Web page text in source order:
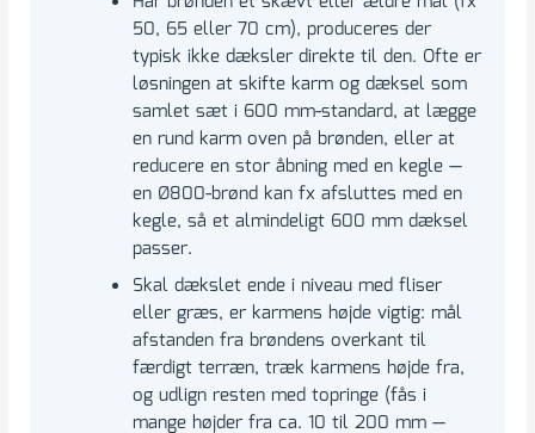
50, 65 eller 70 cm), produceres der
typisk ikke dæksler direkte til den. Ofte er
løsningen at skifte karm og dæksel som
samlet sæt i 600 mm-standard, at lægge
en rund karm oven på brønden, eller at
reducere en stor åbning med en kegle —
en Ø800-brønd kan fx afsluttes med en
kegle, så et almindeligt 600 mm dæksel
passer.
Skal dækslet ende i niveau med fliser
eller græs, er karmens højde vigtig: mål
afstanden fra brøndens overkant til
færdigt terræn, træk karmens højde fra,
og udlign resten med topringe (fås i
mange højder fra ca. 10 til 200 mm —